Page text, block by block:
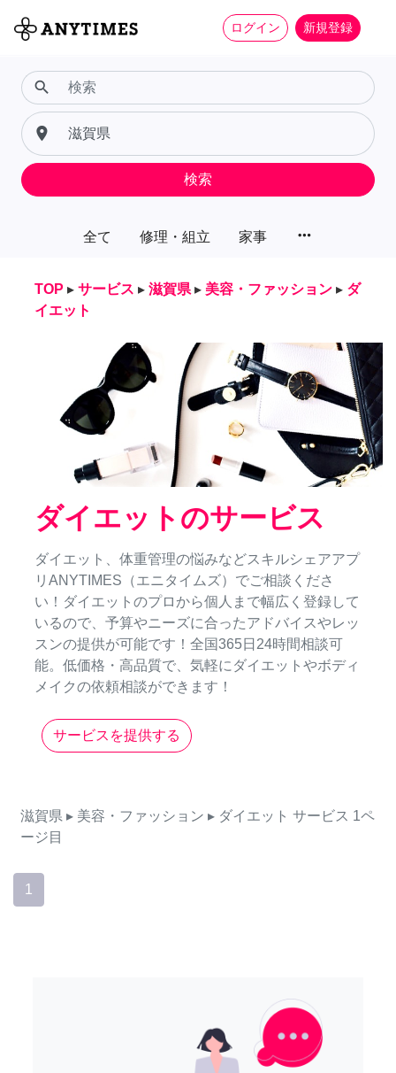
ログイン 新規登録
全て 修理・組立 家事 more_horiz
search
place
検索
TOP ▸ サービス ▸ 滋賀県 ▸ 美容・ファッション ▸ ダ
イエット
ダイエットのサービス
ダイエット、体重管理の悩みなどスキルシェアアプ
リANYTIMES（エニタイムズ）でご相談くださ
い！ダイエットのプロから個人まで幅広く登録して
いるので、予算やニーズに合ったアドバイスやレッ
スンの提供が可能です！全国365日24時間相談可
能。低価格・高品質で、気軽にダイエットやボディ
メイクの依頼相談ができます！
サービスを提供する
滋賀県 ▸ 美容・ファッション ▸ ダイエット サービス 1ペ
ージ目
1